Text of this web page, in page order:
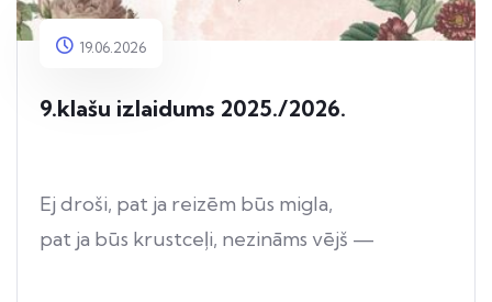
19.06.2026
9.klašu izlaidums 2025./2026.
Ej droši, pat ja reizēm būs migla,
pat ja būs krustceļi, nezināms vējš —